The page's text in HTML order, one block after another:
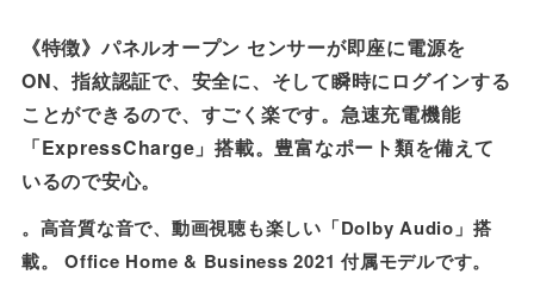
《特徴》パネルオープン センサーが即座に電源を
ON、指紋認証で、安全に、そして瞬時にログインする
ことができるので、すごく楽です。急速充電機能
「ExpressCharge」搭載。豊富なポート類を備えて
いるので安心。
。高音質な音で、動画視聴も楽しい「Dolby Audio」搭
載。 Office Home & Business 2021 付属モデルです。